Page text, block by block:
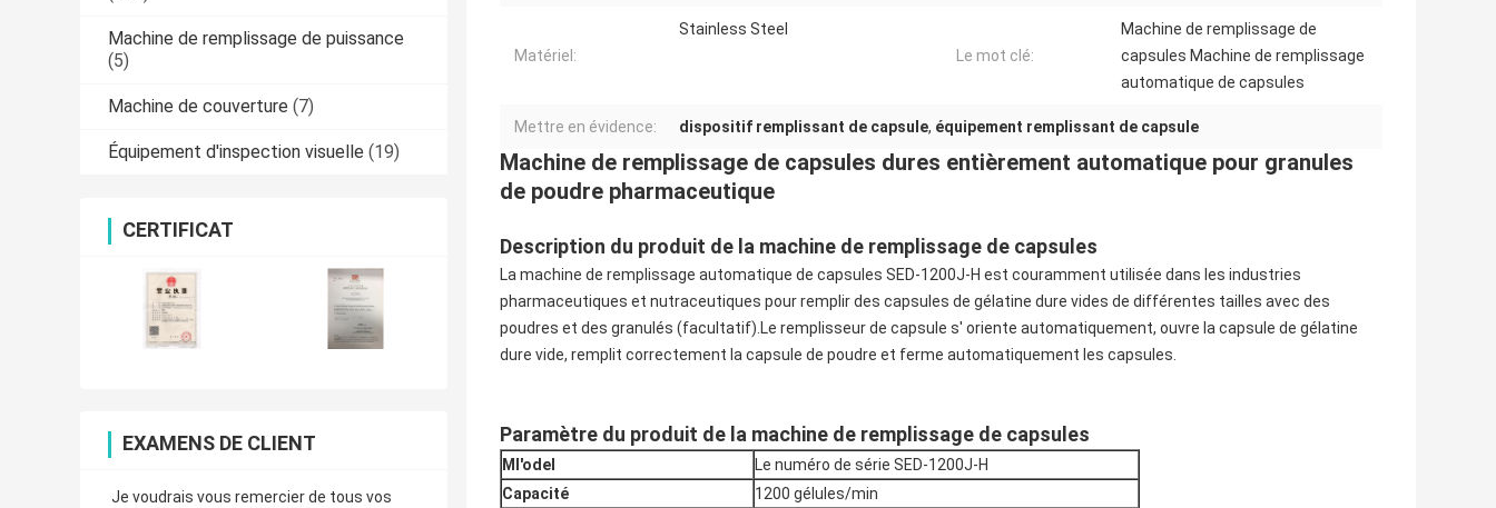
Machine de remplissage de puissance
(5)
Machine de couverture (7)
Équipement d'inspection visuelle (19)
CERTIFICAT
EXAMENS DE CLIENT
Je voudrais vous remercier de tous vos
Matériel:
Stainless Steel
Le mot clé:
Machine de remplissage de
capsules Machine de remplissage
automatique de capsules
Mettre en évidence: dispositif remplissant de capsule, équipement remplissant de capsule
Machine de remplissage de capsules dures entièrement automatique pour granules
de poudre pharmaceutique
Description du produit de la machine de remplissage de capsules
La machine de remplissage automatique de capsules SED-1200J-H est couramment utilisée dans les industries
pharmaceutiques et nutraceutiques pour remplir des capsules de gélatine dure vides de différentes tailles avec des
poudres et des granulés (facultatif).Le remplisseur de capsule s' oriente automatiquement, ouvre la capsule de gélatine
dure vide, remplit correctement la capsule de poudre et ferme automatiquement les capsules.
Paramètre du produit de la machine de remplissage de capsules
M l'odel
Le numéro de série SED-1200J-H
Capacité
1200 gélules/min